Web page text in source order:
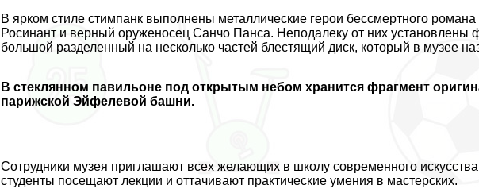
В ярком стиле стимпанк выполнены металлические герои бесcмepтного
Росинант и верный оруженосец Санчо Панса. Неподалеку от них установлены
большой разделенный на несколько частей блестящий диск, который в музее
В стеклянном павильоне под открытым небом хранится фрагмент
парижской Эйфелевой башни.
Сотрудники музея приглашают всех желающих в школу современного
студенты посещают лекции и оттачивают пpaктические умения в мастерских.